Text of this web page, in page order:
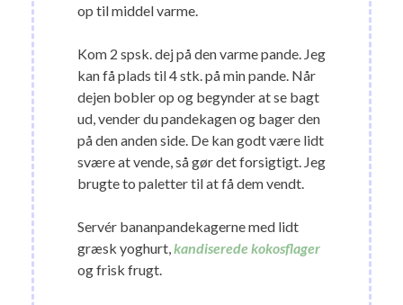
op til middel varme.
Kom 2 spsk. dej på den varme pande. Jeg
kan få plads til 4 stk. på min pande. Når
dejen bobler op og begynder at se bagt
ud, vender du pandekagen og bager den
på den anden side. De kan godt være lidt
svære at vende, så gør det forsigtigt. Jeg
brugte to paletter til at få dem vendt.
Servér bananpandekagerne med lidt
græsk yoghurt, kandiserede kokosflager
og frisk frugt.